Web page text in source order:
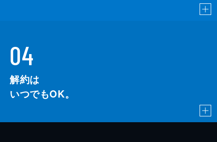
04
解約は
いつでもOK。